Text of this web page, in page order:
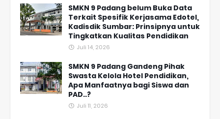
SMKN 9 Padang belum Buka Data
Terkait Spesifik Kerjasama Edotel,
Kadisdik Sumbar: Prinsipnya untuk
Tingkatkan Kualitas Pendidikan
Juli 14, 2026
SMKN 9 Padang Gandeng Pihak
Swasta Kelola Hotel Pendidikan,
Apa Manfaatnya bagi Siswa dan
PAD..?
Juli 11, 2026